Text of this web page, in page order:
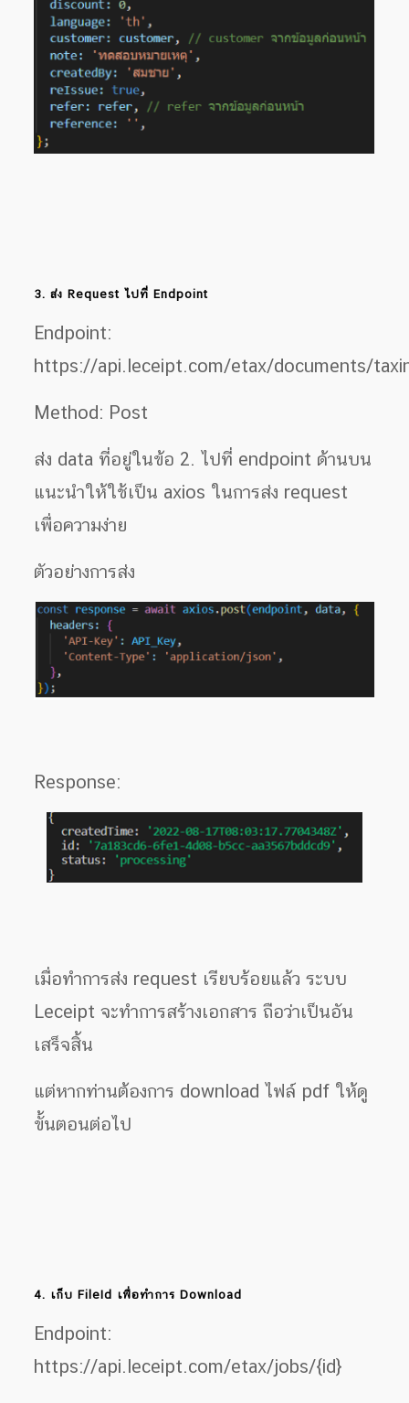
3. ส่ง Request ไปที่ Endpoint
Endpoint:
https://api.leceipt.com/etax/documents/
Method: Post
ส่ง data ที่อยู่ในข้อ 2. ไปที่ endpoint ด้านบน
แนะนำให้ใช้เป็น axios ในการส่ง request
เพื่อความง่าย
ตัวอย่างการส่ง
Response:
เมื่อทำการส่ง request เรียบร้อยแล้ว ระบบ
Leceipt จะทำการสร้างเอกสาร ถือว่าเป็นอัน
เสร็จสิ้น
แต่หากท่านต้องการ download ไฟล์ pdf ให้ดู
ขั้นตอนต่อไป
4. เก็บ FileId เพื่อทำการ Download
Endpoint:
https://api.leceipt.com/etax/jobs/{id}